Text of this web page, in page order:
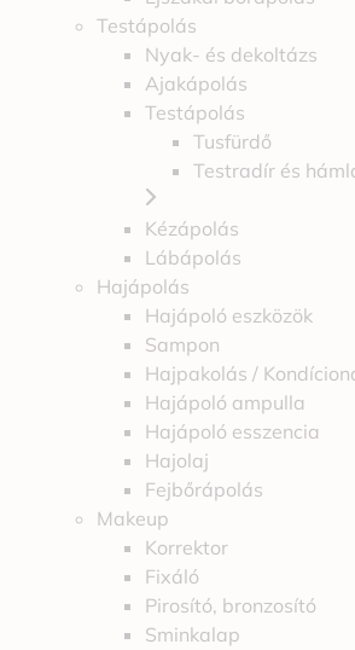
Testápolás
Nyak- és dekoltázs
Ajakápolás
Testápolás
Tusfürdő
Testradír és
Kézápolás
Lábápolás
Hajápolás
Hajápoló eszközök
Sampon
Hajpakolás /
Hajápoló ampulla
Hajápoló esszencia
Hajolaj
Fejbőrápolás
Makeup
Korrektor
Fixáló
Pirosító, bronzosító
Sminkalap